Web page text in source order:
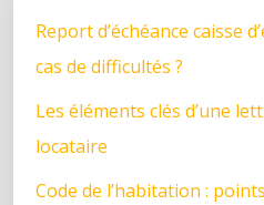
Report d’échéance caisse
cas de difficultés ?
Les éléments clés d’une
locataire
Code de l’habitation :